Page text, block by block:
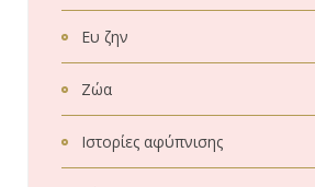
Ευ ζην
Ζώα
Ιστορίες αφύπνισης